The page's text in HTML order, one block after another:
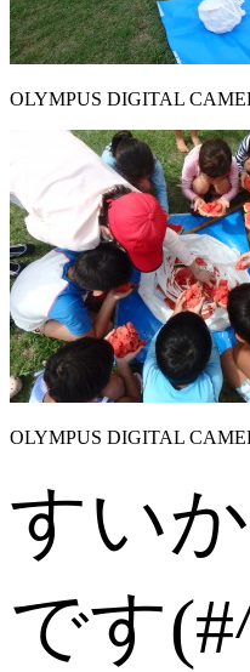
OLYMPUS DIGITAL
OLYMPUS DIGITAL
すい
です